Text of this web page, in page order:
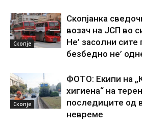
Скопје
Скопјанка
возач на ЈСП во
Не’ засолни сите
безбедно не’
Скопје
ФОТО: Екипи на
хигиена“ на
последиците од
невреме